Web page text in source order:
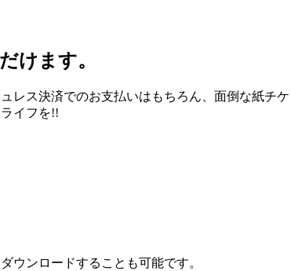
レス決済でのお支払いはもちろん、面倒な紙チ
イフを!!
ウンロードすることも可能です。